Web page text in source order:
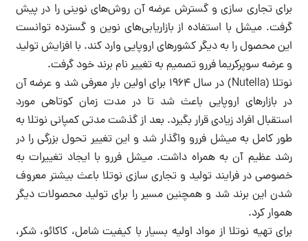
برای تجاری سازی و گسترش عرضه آن روش‌های نوینی را در پیش
گرفت. میشل با استفاده از بازاریابی‌های نوین و گسترده توانست
این محصول را به دیگر کشورهای اروپایی وارد کند. با افزایش تولید
و عرضه سوپرکریما فررو تصمیم به تغییر نام برند خود گرفت.
نوتلا (Nutella) در سال ۱۹۶۴ برای اولین بار معرفی شد و عرضه آن
در بازارهای اروپایی باعث شد تا در مدت زمان کوتاهی مورد
استقبال افراد زیادی قرار بگیرد. بعد از گذشت مدتی کمپانی نوتلا به
طور کامل به میشل فررو واگذار شد و این تغییر تحول بزرگی را در
رشد عظیم آن به همراه داشت. میشل فررو با ایجاد تغییرات به
خصوصی در فرایند تولید و تجاری سازی نوتلا باعث بیشتر معروف
شدن این برند شد و همچنین مسیر را برای تولید محصولات دیگر
هموار کرد.
برای تهیه نوتلا از مواد اولیه بسیار با کیفیت شامل، کاکائو، شکر،